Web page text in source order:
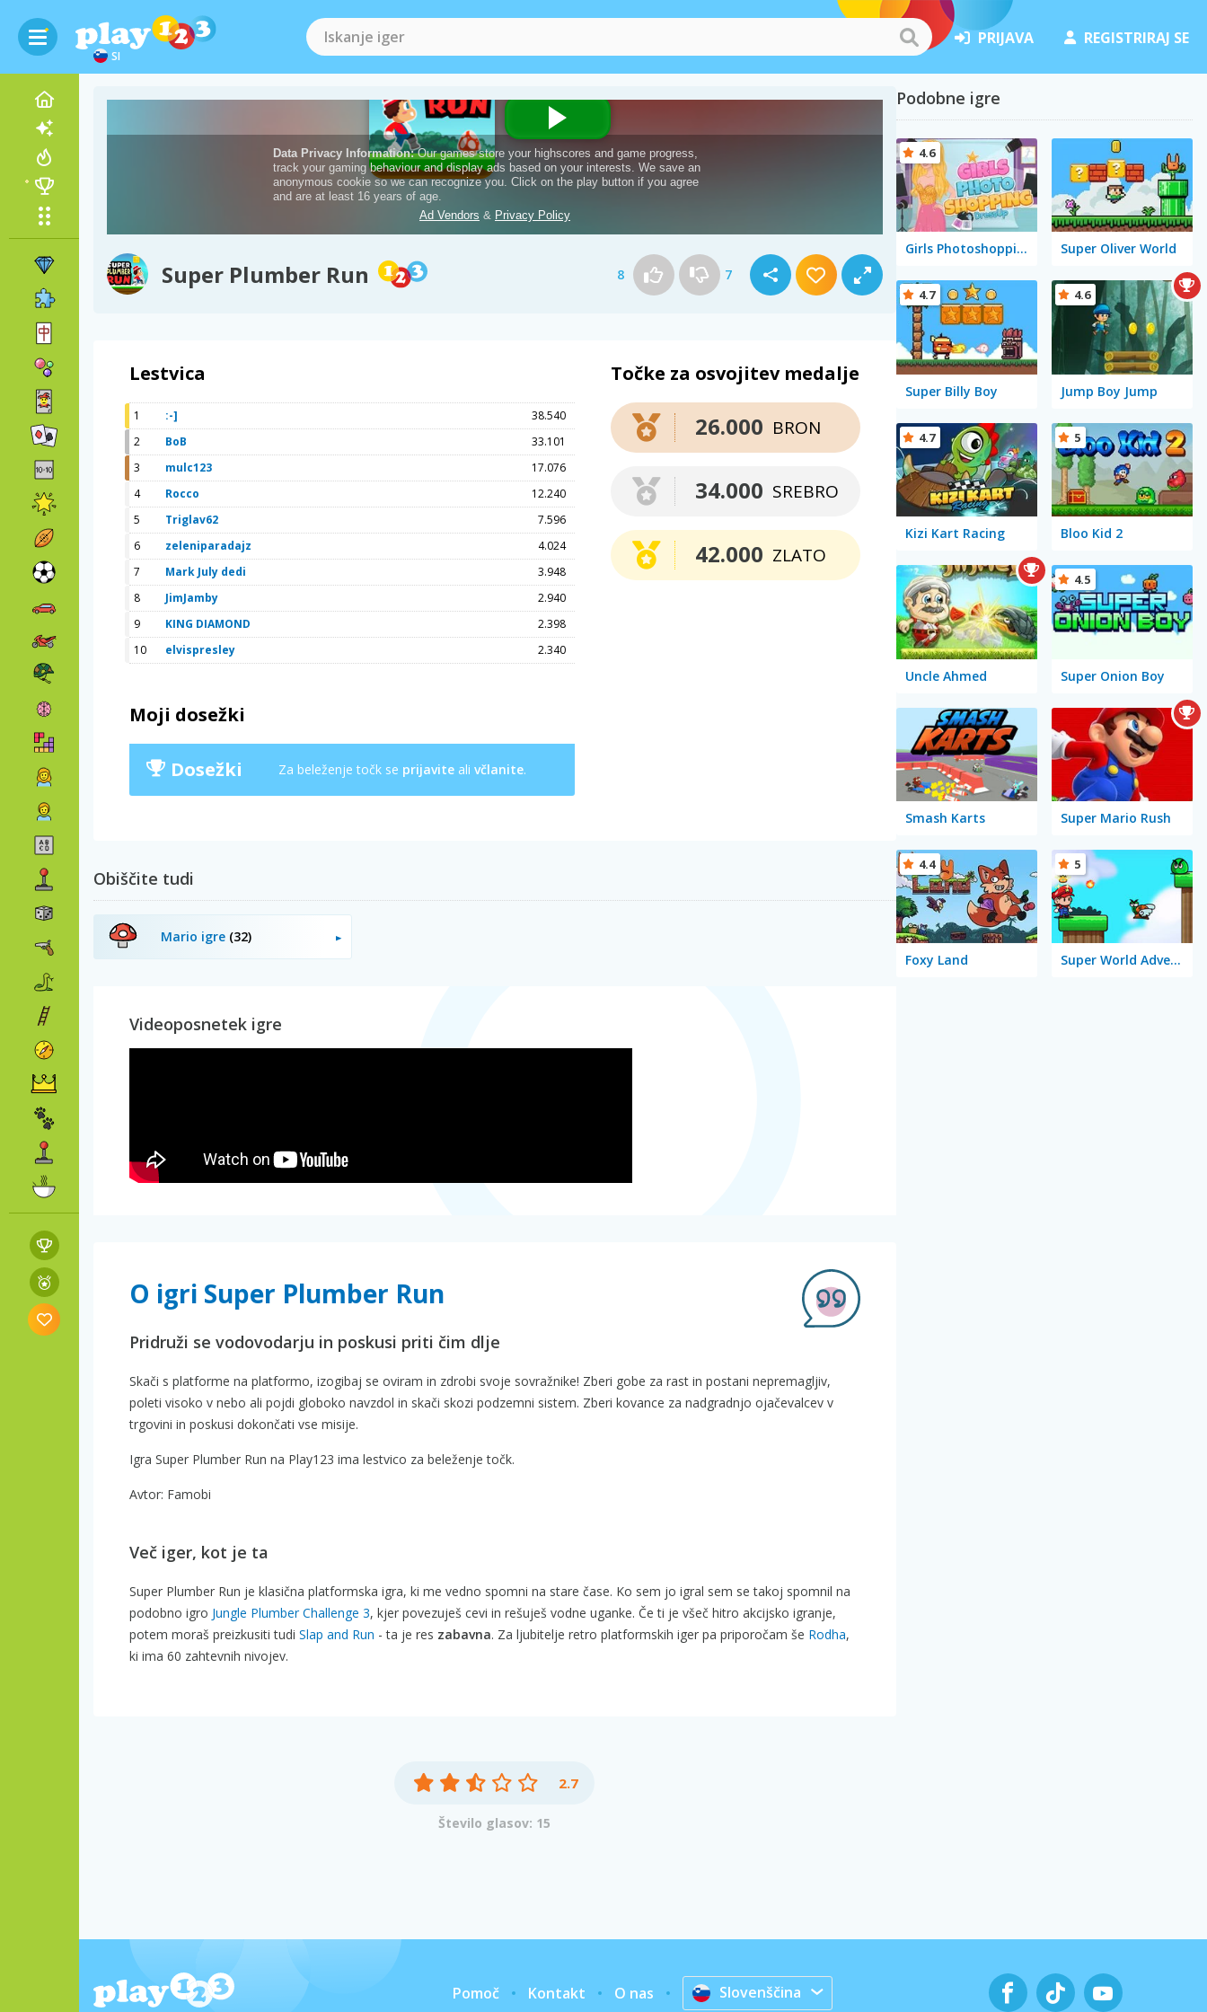
SI
PRIJAVA REGISTRIRAJ SE
Super Plumber Run 8 7
Lestvica
1 :-]
38.540
2
BoB
33.101
3
mulc123
17.076
4
Rocco
12.240
5
Triglav62
7.596
6
zeleniparadajz
4.024
7
Mark July dedi
3.948
8
JimJamby
2.940
9
KING DIAMOND
2.398
10
elvispresley 2.340
Moji dosežki
Dosežki Za beleženje točk se prijavite ali včlanite.
Točke za osvojitev medalje
BRON
26.000
SREBRO
34.000
ZLATO
42.000
Obiščite tudi
Mario igre (32)
Videoposnetek igre
O igri Super Plumber Run
Pridruži se vodovodarju in poskusi priti čim dlje
Skači s platforme na platformo, izogibaj se oviram in zdrobi svoje sovražnike! Zberi gobe za rast in postani nepremagljiv,
poleti visoko v nebo ali pojdi globoko navzdol in skači skozi podzemni sistem. Zberi kovance za nadgradnjo ojačevalcev v
trgovini in poskusi dokončati vse misije.
Igra Super Plumber Run na Play123 ima lestvico za beleženje točk.
Avtor: Famobi
Več iger, kot je ta
Super Plumber Run je klasična platformska igra, ki me vedno spomni na stare čase. Ko sem jo igral sem se takoj spomnil na
podobno igro Jungle Plumber Challenge 3, kjer povezuješ cevi in rešuješ vodne uganke. Če ti je všeč hitro akcijsko igranje,
potem moraš preizkusiti tudi Slap and Run - ta je res zabavna. Za ljubitelje retro platformskih iger pa priporočam še Rodha,
ki ima 60 zahtevnih nivojev.
2.7
Število glasov: 15
Podobne igre
Girls Photoshopping Dressup
4.6
Super Oliver World
Super Billy Boy
4.7
Jump Boy Jump
4.6
Kizi Kart Racing
4.7
Bloo Kid 2
5
Uncle Ahmed Super Onion Boy
4.5
Smash Karts Super Mario Rush
Foxy Land
4.4
Super World Adventure
5
Pomoč Kontakt O nas Slovenščina